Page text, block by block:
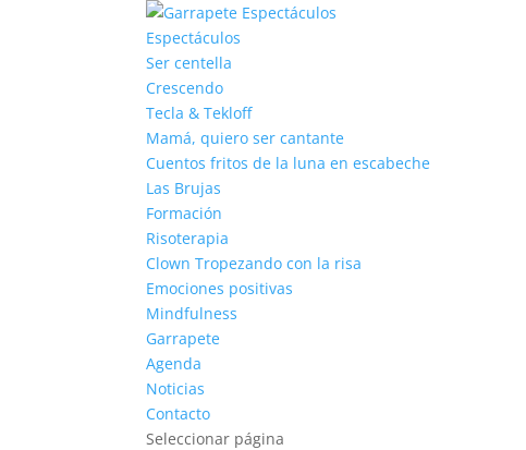
Espectáculos
Ser centella
Crescendo
Tecla & Tekloff
Mamá, quiero ser cantante
Cuentos fritos de la luna en escabeche
Las Brujas
Formación
Risoterapia
Clown Tropezando con la risa
Emociones positivas
Mindfulness
Garrapete
Agenda
Noticias
Contacto
Seleccionar página